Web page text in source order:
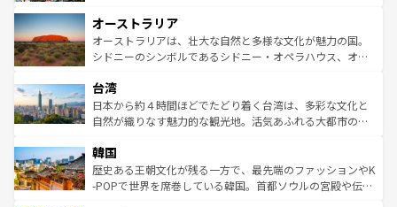
部のニューオーリンズでは、音楽と美食が融合した独特の
文化が魅力。旅行者はアメリカの各地域で異なる魅力を楽
しみながら、その多様性と豊かな歴史を感じることができ
ならではの贅沢な旅のスタイルだ。 なお、新着のアメリカ
情報はコンテンツ一覧を参照してほしい。
ワイ島は見逃せない。また、定番の観光地といえばオアフ
島だが、静かな自然を求めるならマウイ島やカウアイ島が
おすすめ。エメラルドグリーンに輝く海をはじめ、豊かな
れるおもてなしの心で訪れる人々を迎えてくれるハワイの
人々、おいしいローカルフードやハワイアンミュージッ
ク、伝統的なフラダンスなど、すべてがハワイの魅力を彩
ワイを、存分に味わってほしい。 なお、新着のハワイ情報
はコンテンツ一覧を参照してほしい。
オーストラリア
オーストラリアは、壮大な自然と多様な文化が魅力の国。
シドニーのシンボルであるシドニー・オペラハウス、オー
リアリーフや大陸中央部にそびえるウルル（エアーズロッ
ク）、タスマニアの美しい原生林やケアンズの熱帯雨林な
ど、見どころがたくさん。また、カフェやワイン、オージ
いる。アクティビティも充実しており、サーフィンやダイ
ビング、ハイキングなど、アウトドア好きにはたまらな
い。オーストラリアの多彩な魅力を存分に味わいつくそ
台湾
日本から約４時間ほどでたどり着く台湾は、多彩な文化と
自然が織りなす魅力的な観光地。活気あふれる大都市の台
ン）、静ひつな山岳地帯である台湾東部など、都市の喧騒
と山間の静けさが共存しており、訪れる人に新しい発見と
驚きをもたらしてくれる。また、奥深い台湾の食文化も魅
韓国
歴史ある王朝文化が残る一方で、最先端のファッションやK
-POPで世界を席巻している韓国。首都ソウルの宮殿や伝統